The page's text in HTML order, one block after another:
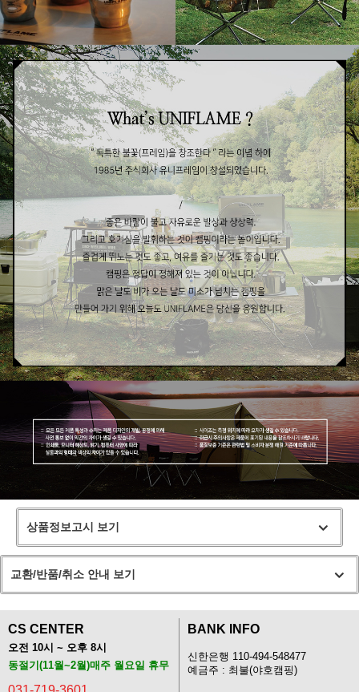
상품정보고시 보기
교환/반품/취소 안내 보기
CS CENTER
오전 10시 ~ 오후 8시
동절기(11월~2월)매주 월요일 휴무
BANK INFO
신한은행 110-494-548477
예금주 : 최불(야호캠핑)